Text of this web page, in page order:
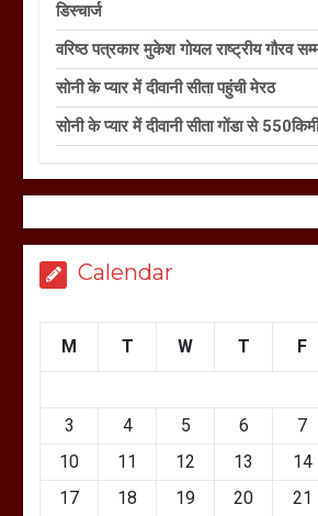
डिस्चार्ज
वरिष्ठ पत्रकार मुकेश गोयल राष्ट्रीय गौरव
सोनी के प्यार में दीवानी सीता पहुंची मेरठ
सोनी के प्यार में दीवानी सीता गोंडा से
Calendar
M T W T F
3
4 5 6 7
10
11 12 13 14
17
18 19 20 21